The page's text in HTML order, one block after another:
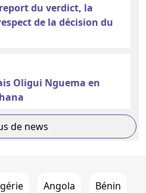
report du verdict, la
de la décision du
Oligui Nguema en
de news
Angola Bénin